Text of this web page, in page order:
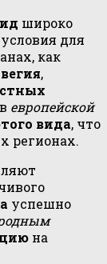
широко
для
как
,
европейской
вида, что
регионах.
успешно
на